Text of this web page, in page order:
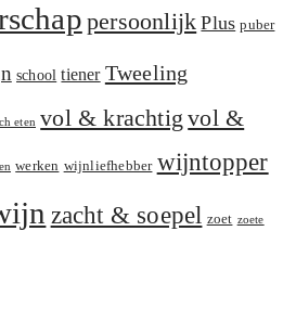
persoonlijk Plus puber
school tiener Tweeling
eten vol & krachtig vol &
werken wijnliefhebber wijntopper
zacht & soepel zoet zoete